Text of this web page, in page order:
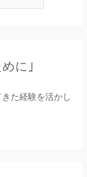
に｣
た経験を活かし